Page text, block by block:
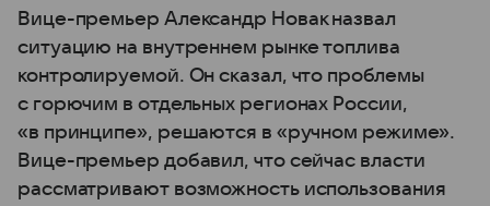
Вице-премьер Александр Новак назвал
ситуацию на внутреннем рынке топлива
контролируемой. Он сказал, что проблемы
с горючим в отдельных регионах России,
«в принципе», решаются в «ручном режиме».
Вице-премьер добавил, что сейчас власти
рассматривают возможность использования